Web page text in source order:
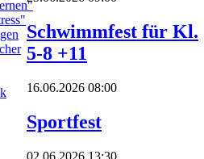
Schwimmfest für Kl.
5-8 +11
16.06.2026 08:00
Sportfest
02.06.2026 13:30